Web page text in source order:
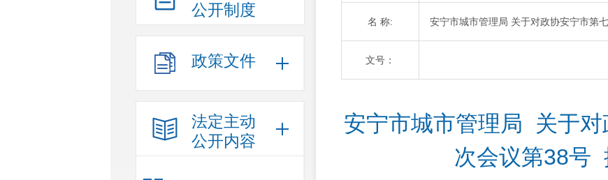
公开制度
政策文件
法定主动
公开内容
名 称: 安宁市城市管理局 关于对政协安宁市第
文号：
安宁市城市管理局  关于
次会议第38号